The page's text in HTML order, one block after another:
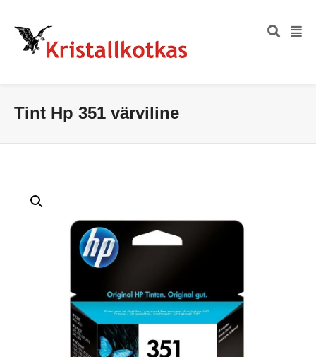
Tint Hp 351 värviline